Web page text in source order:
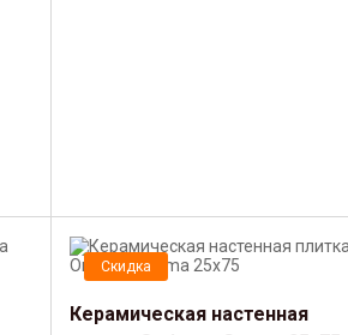
Скидка
Керамическая настенная